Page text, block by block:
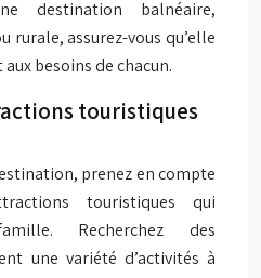
destination balnéaire,
rurale, assurez-vous qu’elle
besoins de chacun.
touristiques
prenez en compte
touristiques qui
Recherchez des
une variété d’activités à